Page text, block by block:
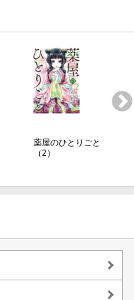
薬屋のひとりごと
（2）